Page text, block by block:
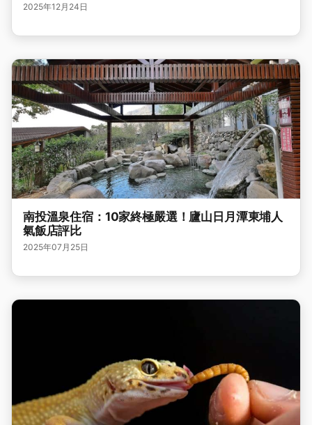
2025年12月24日
南投溫泉住宿：10家終極嚴選！廬山日月潭東埔人
氣飯店評比
2025年07月25日